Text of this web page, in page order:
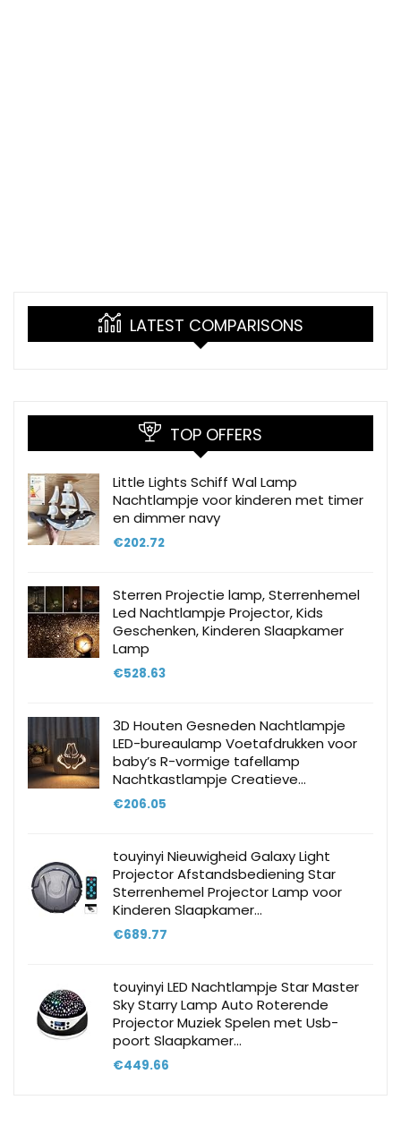
LATEST COMPARISONS
TOP OFFERS
Little Lights Schiff Wal Lamp
Nachtlampje voor kinderen met timer
en dimmer navy
€202.72
Sterren Projectie lamp, Sterrenhemel
Led Nachtlampje Projector, Kids
Geschenken, Kinderen Slaapkamer
Lamp
€528.63
3D Houten Gesneden Nachtlampje
LED-bureaulamp Voetafdrukken voor
baby’s R-vormige tafellamp
Nachtkastlampje Creatieve…
€206.05
touyinyi Nieuwigheid Galaxy Light
Projector Afstandsbediening Star
Sterrenhemel Projector Lamp voor
Kinderen Slaapkamer…
€689.77
touyinyi LED Nachtlampje Star Master
Sky Starry Lamp Auto Roterende
Projector Muziek Spelen met Usb-
poort Slaapkamer…
€449.66